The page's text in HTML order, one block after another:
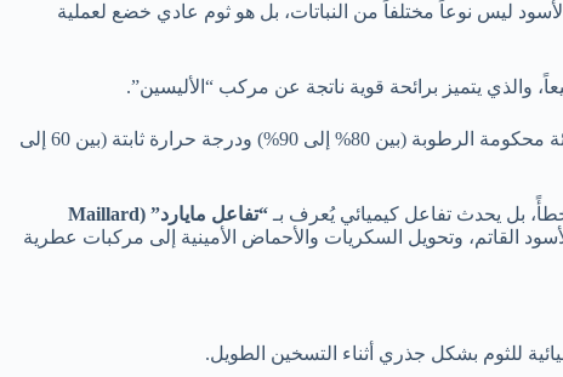
ليس نوعاً مختلفاً من النباتات، بل هو ثوم عادي خضع لعملية
والذي يتميز برائحة قوية ناتجة عن مركب “الأليسين”.
يُصنع بوضع رؤوس الثوم العادية في بيئة محكومة الرطوبة (بين 80% إلى 90%) ودرجة حرارة ثابتة (بين 60 إلى
“تفاعل مايارد” (Maillard
القاتم، وتحويل السكريات والأحماض الأمينية إلى مركبات عطرية
للثوم بشكل جذري أثناء التسخين الطويل.